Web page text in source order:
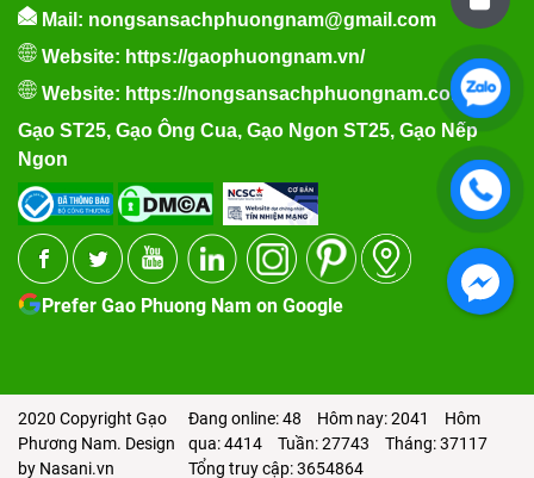
Mail: nongsansachphuongnam@gmail.com
Website: https://gaophuongnam.vn/
Website: https://nongsansachphuongnam.com
Gạo ST25, Gạo Ông Cua, Gạo Ngon ST25, Gạo Nếp
Ngon
Prefer Gao Phuong Nam on Google
2020 Copyright Gạo
Phương Nam. Design
by Nasani.vn
Đang online: 48 Hôm nay: 2041
Hôm
qua: 4414
Tuần: 27743
Tháng: 37117
Tổng truy cập: 3654864